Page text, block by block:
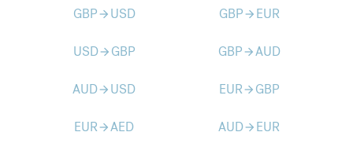
GBParrow_forward USD GBParrow_forward EUR
USDarrow_forward GBP GBParrow_forwardAUD
AUDarrow_forward USD EURarrow_forward GBP
EURarrow_forwardAED AUDarrow_forward EUR